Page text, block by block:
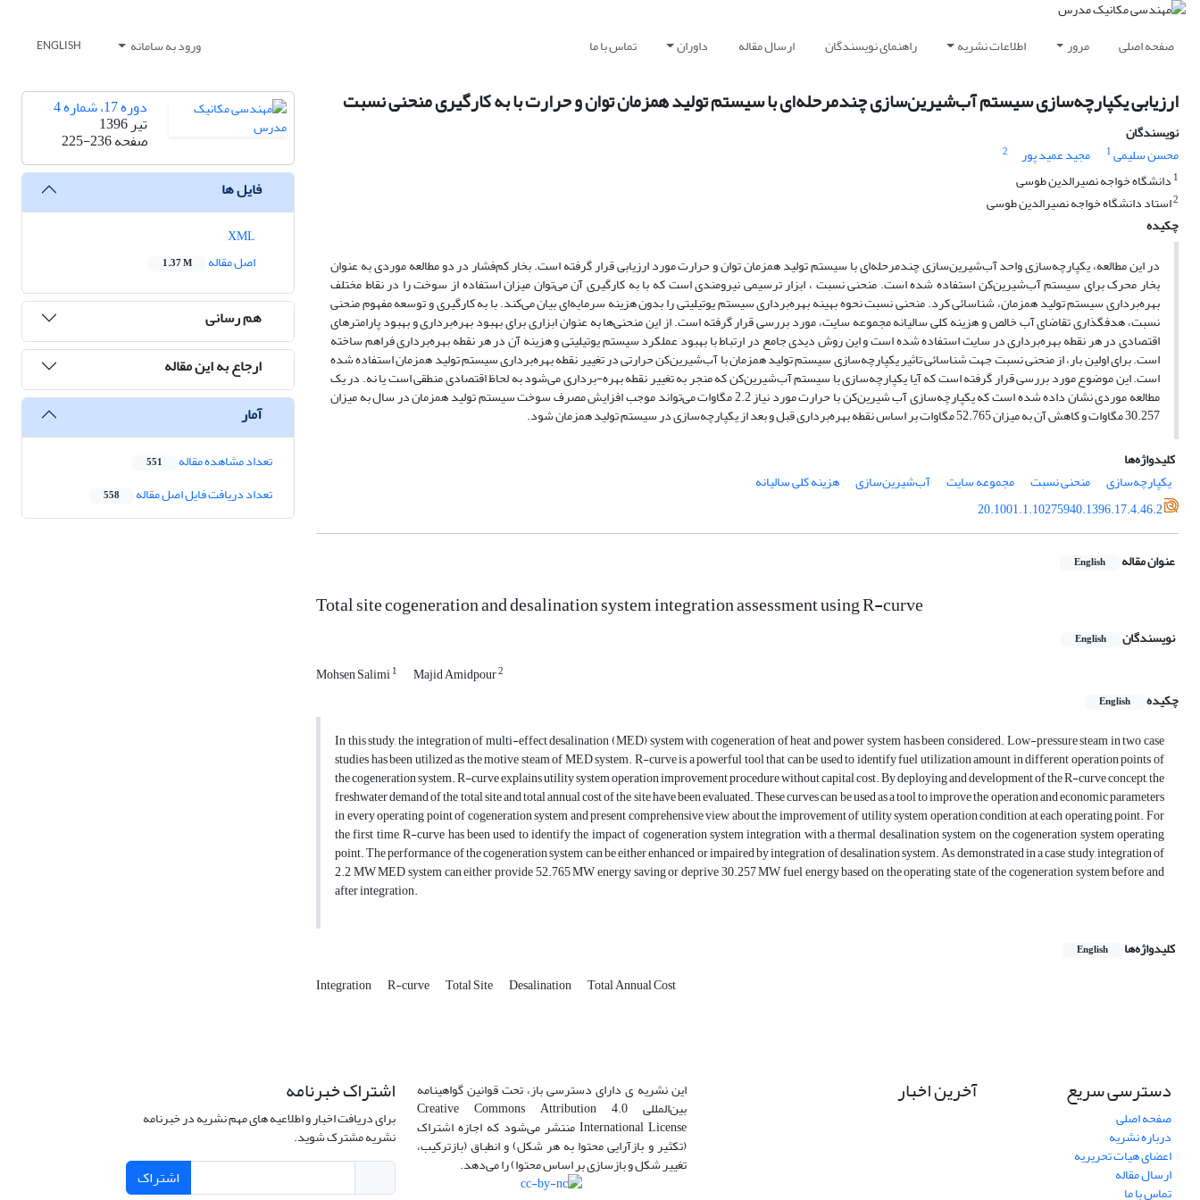
صفحه اصلی مرور اطلاعات نشریه راهنمای نویسندگان ارسال مقاله داوران تماس با ما ورود به سامانه ENGLISH
ارزیابی یکپارچه‌سازی سیستم آب‌شیرین‌سازی چندمرحله‌ای با سیستم تولید همزمان توان و حرارت با به کارگیری منحنی نسبت
نویسندگان
محسن سلیمی1 مجید عمید پور
2
1 دانشگاه خواجه نصیرالدین طوسی
2استاد دانشگاه خواجه نصیرالدین طوسی
چکیده
در این مطالعه، یکپارچه‌سازی واحد آب‌شیرین‌سازی چند‌مرحله‌ای با سیستم تولید همزمان توان و حرارت مورد ارزیابی قرار گرفته است. بخار کم‌فشار در دو مطالعه موردی به عنوان
بخار محرک برای سیستم آب‌شیرین‌کن استفاده شده است. منحنی نسبت ، ابزار ترسیمی نیرومندی است که با به کارگیری آن می‌توان میزان استفاده از سوخت را در نقاط مختلف
بهره‌برداری سیستم تولید همزمان، شناسائی کرد. منحنی نسبت نحوه بهینه بهره‌برداری سیستم یوتیلیتی را بدون هزینه سرمایه‌ای بیان می‌کند. با به کارگیری و توسعه مفهوم منحنی
نسبت، هدفگذاری تقاضای آب خالص و هزینه کلی سالیانه مجموعه سایت، مورد بررسی قرار گرفته است. از این منحنی‌ها به عنوان ابزاری برای بهبود بهره‌برداری و بهبود پارامترهای
اقتصادی در هر نقطه بهره‌برداری در سایت استفاده شده است و این روش دیدی جامع در ارتباط با بهبود عملکرد سیستم یوتیلیتی و هزینه آن در هر نقطه بهره‌برداری فراهم ساخته
است. برای اولین بار، از منحنی نسبت جهت شناسائی تاثیر یکپارچه‌سازی سیستم تولید همزمان با آب‌شیرین‌کن حرارتی در تغییر نقطه بهر‌ه‌برداری سیستم تولید همزمان استفاده شده
است. این موضوع مورد بررسی قرار گرفته است که آیا یکپارچه‌سازی با سیستم آب‌شیرین‌کن که منجر به تغییر نقطه بهره-برداری می‌شود به لحاظ اقتصادی منطقی است یا نه. در یک
مطالعه موردی نشان داده شده است که یکپارچه‌سازی آب شیرین‌کن با حرارت مورد نیاز 2.2 مگاوات می‌تواند موجب افزایش مصرف سوخت سیستم تولید همزمان در سال به میزان
30.257 مگاوات و کاهش آن به میزان 52.765 مگاوات بر اساس نقطه بهره‌برداری قبل و بعد از یکپارچه‌سازی در سیستم تولید همزمان شود.
کلیدواژه‌ها
یکپارچه‌سازی
منحنی نسبت مجموعه سایت آب‌شیرین‌سازی
هزینه کلی سالیانه
20.1001.1.10275940.1396.17.4.46.2
عنوان مقاله English
Total site cogeneration and desalination system integration assessment using R-curve
نویسندگان English
Mohsen Salimi1 Majid Amidpour2
چکیده English
In this study, the integration of multi-effect desalination (MED) system with cogeneration of heat and power system has been considered. Low-pressure steam in two case
studies has been utilized as the motive steam of MED system. R-curve is a powerful tool that can be used to identify fuel utilization amount in different operation points of
the cogeneration system. R-curve explains utility system operation improvement procedure without capital cost. By deploying and development of the R-curve concept, the
freshwater demand of the total site and total annual cost of the site have been evaluated. These curves can be used as a tool to improve the operation and economic parameters
in every operating point of cogeneration system and present comprehensive view about the improvement of utility system operation condition at each operating point. For
the first time, R-curve has been used to identify the impact of cogeneration system integration with a thermal desalination system on the cogeneration system operating
point. The performance of the cogeneration system can be either enhanced or impaired by integration of desalination system. As demonstrated in a case study, integration of
2.2 MW MED system can either provide 52.765 MW energy saving or deprive 30.257 MW fuel energy based on the operating state of the cogeneration system before and
after integration.
کلیدواژه‌ها English
Integration R-curve Total Site Desalination Total Annual Cost
دوره 17، شماره 4
تیر 1396
صفحه225-236
فایل ها
اصل مقاله
1.37 M
هم رسانی
ارجاع به این مقاله
آمار
تعداد مشاهده مقاله 551
تعداد دریافت فایل اصل مقاله 558
دسترسی سریع
صفحه اصلی
درباره نشریه
اعضای هیات تحریریه
ارسال مقاله
تماس با ما
آخرین اخبار این نشریه ی دارای دسترسی باز، تحت قوانین گواهینامه
بین‌المللی Creative Commons Attribution 4.0
International License منتشر می‌شود که اجازه اشتراک
(تکثیر و بازآرایی محتوا به هر شکل) و انطباق (بازترکیب،
تغییر شکل و بازسازی بر اساس محتوا) را می‌دهد.
اشتراک خبرنامه
برای دریافت اخبار و اطلاعیه های مهم نشریه در خبرنامه
نشریه مشترک شوید.
اشتراک